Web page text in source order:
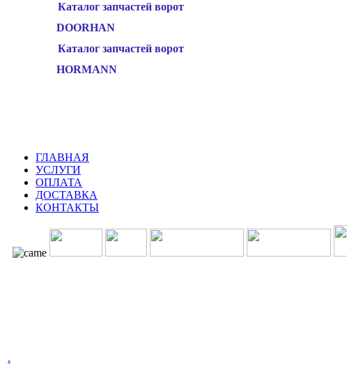
Каталог запчастей ворот
DOORHAN
Каталог запчастей ворот
HORMANN
ГЛАВНАЯ
УСЛУГИ
ОПЛАТА
ДОСТАВКА
КОНТАКТЫ
.